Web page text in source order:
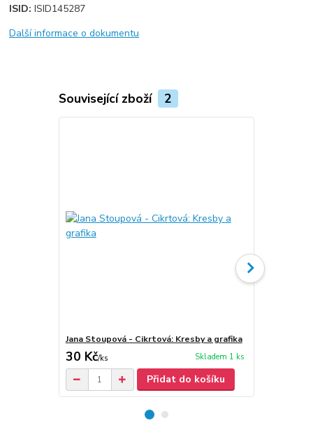
ISID:ISID145287
Další informace o dokumentu
Související zboží 2
Jana Stoupová - Cikrtová: Kresby a grafika
30 Kč/ks Skladem 1 ks
Přidat do košíku